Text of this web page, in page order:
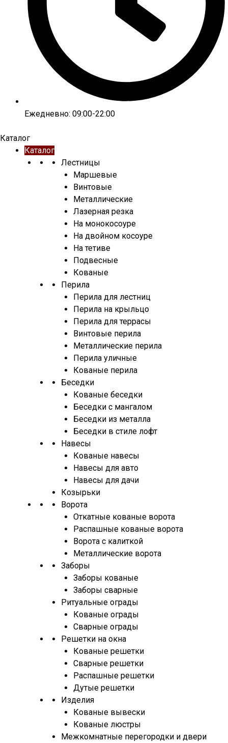
Ежедневно: 09:00-22:00
Каталог
Каталог
Лестницы
Маршевые
Винтовые
Металлические
Лазерная резка
На монокосоуре
На двойном косоуре
На тетиве
Подвесные
Кованые
Перила
Перила для лестниц
Перила на крыльцо
Перила для террасы
Винтовые перила
Металлические перила
Перила уличные
Кованые перила
Беседки
Кованые беседки
Беседки с мангалом
Беседки из металла
Беседки в стиле лофт
Навесы
Кованые навесы
Навесы для авто
Навесы для дачи
Козырьки
Ворота
Откатные кованые ворота
Распашные кованые ворота
Ворота с калиткой
Металлические ворота
Заборы
Заборы кованые
Заборы сварные
Ритуальные ограды
Кованые ограды
Сварные ограды
Решетки на окна
Кованые решетки
Сварные решетки
Распашные решетки
Дутые решетки
Изделия
Кованые вывески
Кованые люстры
Межкомнатные перегородки и двери